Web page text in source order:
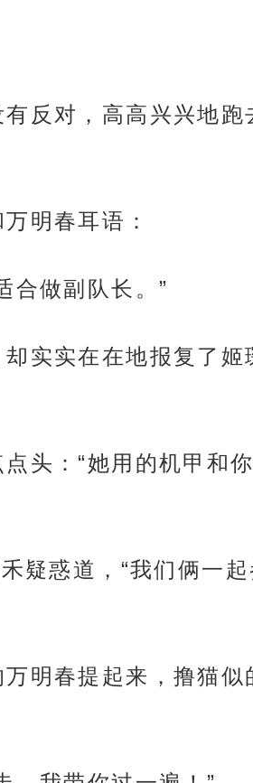
反对，高高兴兴地
明春耳语：
合做副队长。”
实实在在地报复了
头：“她用的机甲和
疑惑道，“我们俩一
明春提起来，撸猫